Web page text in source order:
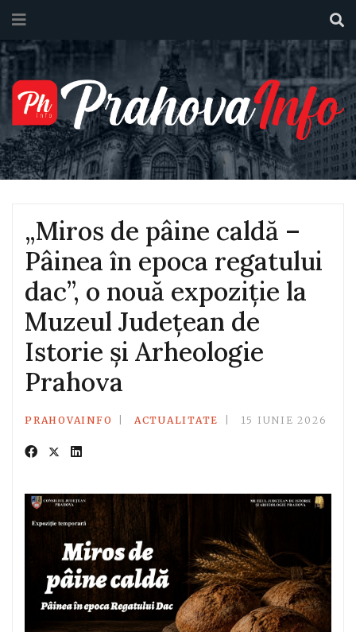
„Miros de pâine caldă –
Pâinea în epoca regatului
dac”, o nouă expoziție la
Muzeul Județean de
Istorie și Arheologie
Prahova
PRAHOVAINFO ACTUALITATE 15 IUNIE 2026